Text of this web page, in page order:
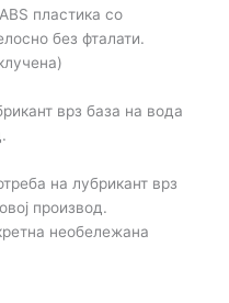
пластика со
без фталати.
врз база на вода
на лубрикант врз
производ.
необележана